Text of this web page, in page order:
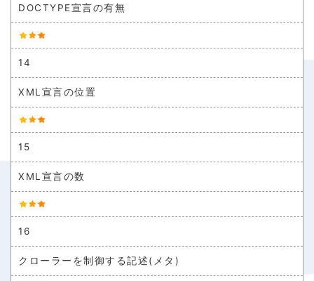
DOCTYPE宣言の有無
14
XML宣言の位置
15
XML宣言の数
16
クローラーを制御する記述(メタ)